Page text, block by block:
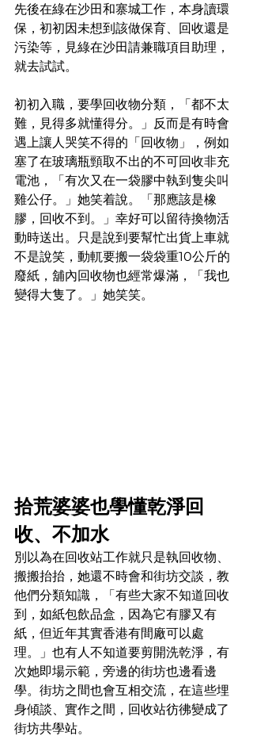
先後在綠在沙田和寨城工作，本身讀環
保，初初因未想到該做保育、回收還是
污染等，見綠在沙田請兼職項目助理，
就去試試。
初初入職，要學回收物分類，「都不太
難，見得多就懂得分。」反而是有時會
遇上讓人哭笑不得的「回收物」，例如
塞了在玻璃瓶頸取不出的不可回收非充
電池，「有次又在一袋膠中執到隻尖叫
雞公仔。」她笑着說。「那應該是橡
膠，回收不到。」幸好可以留待換物活
動時送出。只是說到要幫忙出貨上車就
不是說笑，動軏要搬一袋袋重10公斤的
廢紙，舖內回收物也經常爆滿，「我也
變得大隻了。」她笑笑。
拾荒婆婆也學懂乾淨回
收、不加水
別以為在回收站工作就只是執回收物、
搬搬抬抬，她還不時會和街坊交談，教
他們分類知識，「有些大家不知道回收
到，如紙包飲品盒，因為它有膠又有
紙，但近年其實香港有間廠可以處
理。」也有人不知道要剪開洗乾淨，有
次她即場示範，旁邊的街坊也邊看邊
學。街坊之間也會互相交流，在這些埋
身傾談、實作之間，回收站彷彿變成了
街坊共學站。